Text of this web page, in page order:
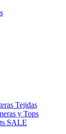
Tejidas
y Tops
SALE